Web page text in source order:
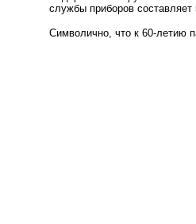
службы приборов
Символично, что к 60-летию